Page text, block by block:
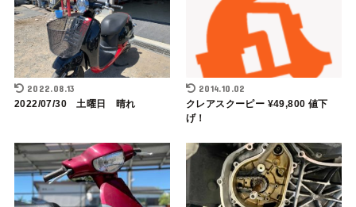
2022.08.13
2022/07/30 土曜日 晴れ
2014.10.02
クレアスクーピー ¥49,800 値下
げ！